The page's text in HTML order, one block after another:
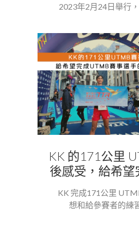
2023年2月24日舉行
KK 的171公里
後感受，給希望
KK 完成171公里
想和給參賽者的練